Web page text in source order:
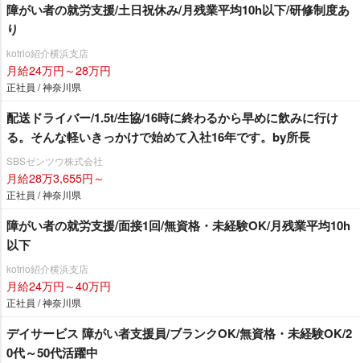
障がい者の就労支援/土日祝休み/月残業平均10h以下/研修制度あ
り
kotrio紹介横浜支店
月給24万円～28万円
正社員 / 神奈川県
配送ドライバー/1.5t/生協/16時に終わるから早めに飲みに行け
る。そんな軽いきっかけで始めて入社16年です。by所長
SBSゼンツウ株式会社
月給28万3,655円～
正社員 / 神奈川県
障がい者の就労支援/面接1回/無資格・未経験OK/月残業平均10h
以下
kotrio紹介横浜支店
月給24万円～40万円
正社員 / 神奈川県
デイサービス 障がい者支援員/ブランクOK/無資格・未経験OK/2
0代～50代活躍中